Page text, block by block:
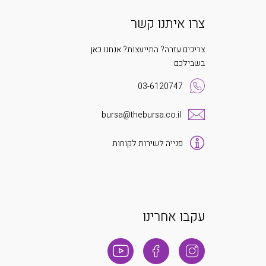
צרו איתנו קשר
צריכים עזרה? התייעצות? אנחנו כאן
בשבילכם
03-6120747
bursa@thebursa.co.il
פנייה לשירות לקוחות
עקבו אחרינו